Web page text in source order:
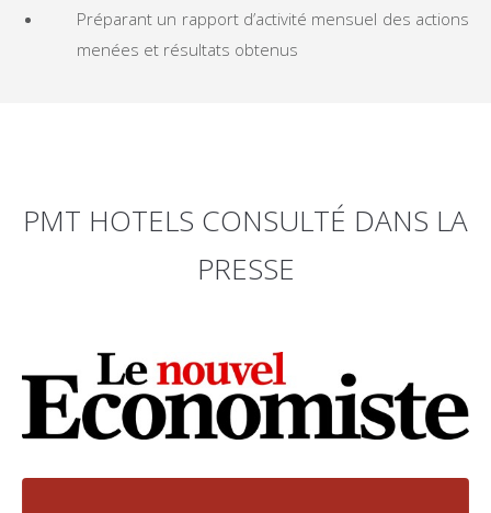
Préparant un rapport d’activité mensuel des actions
menées et résultats obtenus
PMT HOTELS CONSULTÉ DANS LA
PRESSE